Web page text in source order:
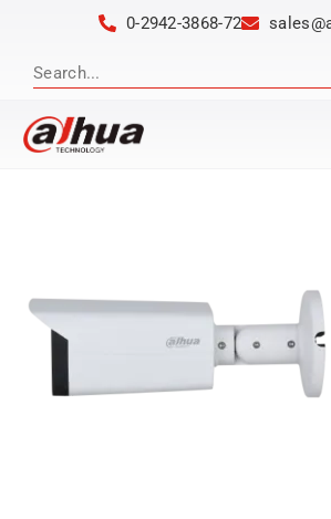
0-2942-3868-72